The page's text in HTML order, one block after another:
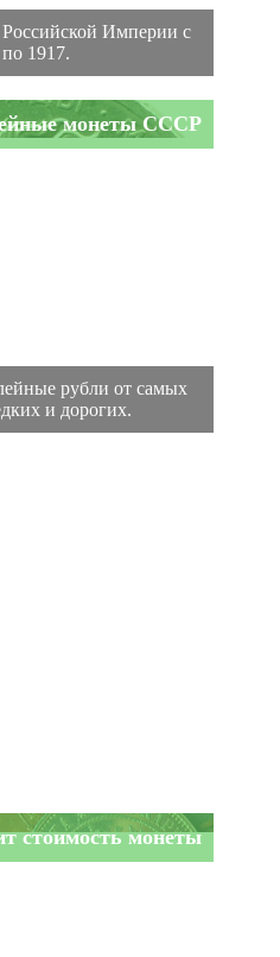
Российской Империи с
1917.
монеты СССР
рубли от самых
и дорогих.
стоимость монеты